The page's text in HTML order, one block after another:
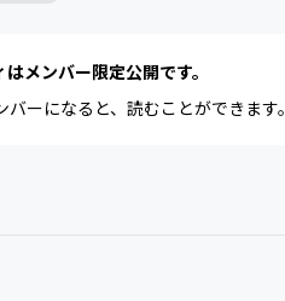
メンバー限定公開です。
ーになると、読むことができます。